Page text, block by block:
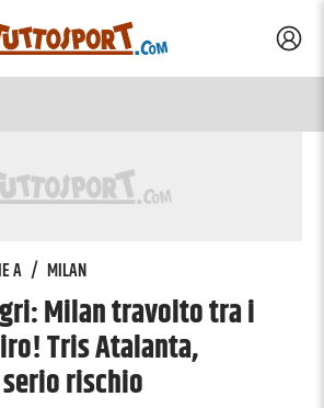
A / MILAN
Milan travolto tra i
Tris Atalanta,
rischio